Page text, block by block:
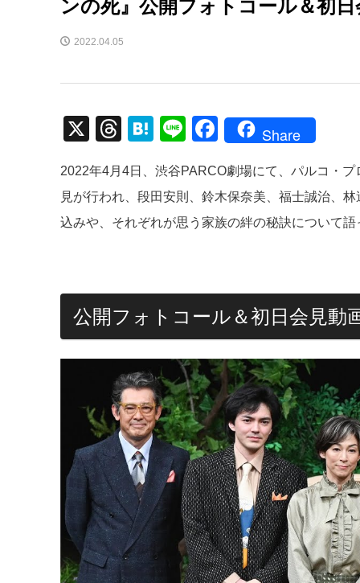
2022.04.05
X
T
e
a
d
H
e
n
a
Li
e
F
c
e
b
k
Share
2022年4月4日、渋谷PARCO劇場にて、パルコ・
見が行われ、段田安則、鈴木保奈美、福士誠治、
込みや、それぞれが思う家族の絆の秘訣について語
公開フォトコール＆初日会見動